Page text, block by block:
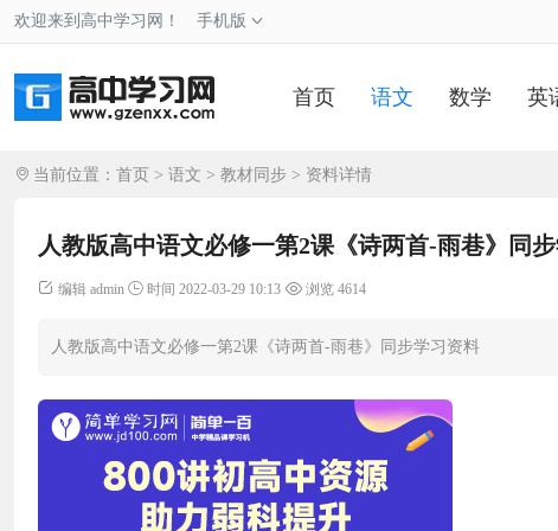
欢迎来到高中学习网！ 手机版
首页 语文 数学 英
当前位置： 首页 > 语文 > 教材同步 > 资料详情
人教版高中语文必修一第2课《诗两首-雨巷》同
编辑 admin 时间 2022-03-29 10:13 浏览 4614
人教版高中语文必修一第2课《诗两首-雨巷》同步学习资料